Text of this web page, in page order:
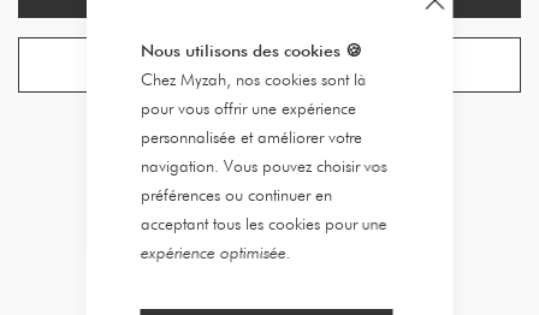
Nous utilisons des cookies 🍪
Chez Myzah, nos cookies sont là
pour vous offrir une expérience
personnalisée et améliorer votre
navigation. Vous pouvez choisir vos
préférences ou continuer en
acceptant tous les cookies pour une
expérience optimisée.